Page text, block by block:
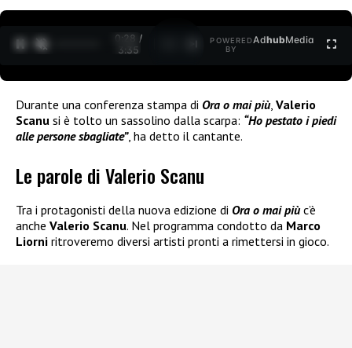
0:29 /
3:35
POWERED
BY
AdhubMedia
Durante una conferenza stampa di Ora o mai più, Valerio
Scanu si è tolto un sassolino dalla scarpa: “Ho pestato i piedi
alle persone sbagliate”, ha detto il cantante.
Le parole di Valerio Scanu
Tra i protagonisti della nuova edizione di Ora o mai piùc’è
anche Valerio Scanu. Nel programma condotto da Marco
Liorni ritroveremo diversi artisti pronti a rimettersi in gioco.